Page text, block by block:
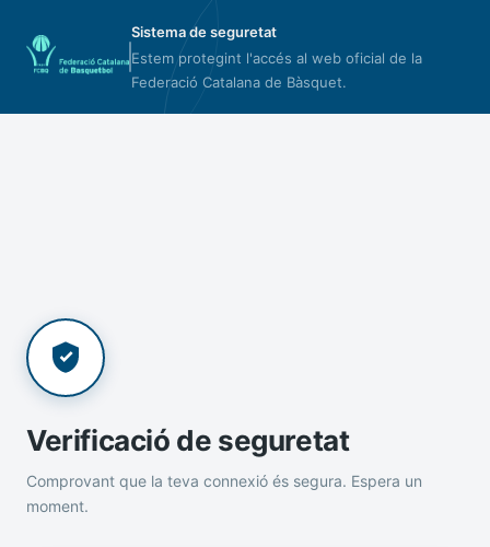
Sistema de seguretat
Estem protegint l'accés al web oficial de la
Federació Catalana de Bàsquet.
Verificació de seguretat
Comprovant que la teva connexió és segura. Espera un
moment.